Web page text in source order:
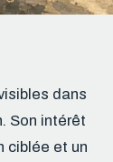
dans
Son intérêt
ciblée et un